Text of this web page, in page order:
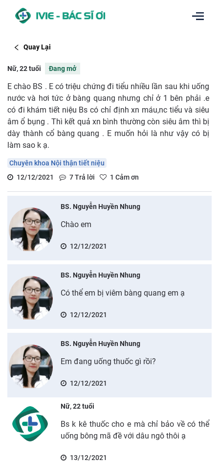
Quay Lại
Nữ, 22 tuổi Đang mở
E chào BS . E có triệu chứng đi tiểu nhiều lần sau khi uống
nước và hơi tức ở bàng quang nhưng chỉ ở 1 bên phải .e
có đi khám tiết niệu Bs có chỉ định xn máu,nc tiểu và siêu
âm ổ bụng . Thì kết quả xn bình thường còn siêu âm thì bị
dày thành cổ bàng quang . E muốn hỏi là như vậy có bị
làm sao k ạ.
Chuyên khoa Nội thận tiết niệu
12/12/2021
7Trả lời 1 Cảm ơn
BS. Nguyễn Huyền Nhung
Chào em
12/12/2021
BS. Nguyễn Huyền Nhung
Có thể em bị viêm bàng quang em ạ
12/12/2021
BS. Nguyễn Huyền Nhung
Em đang uống thuốc gì rồi?
12/12/2021
Nữ, 22 tuổi
Bs k kê thuốc cho e mà chỉ bảo về có thể
uống bông mã đề với dâu ngô thôi ạ
13/12/2021